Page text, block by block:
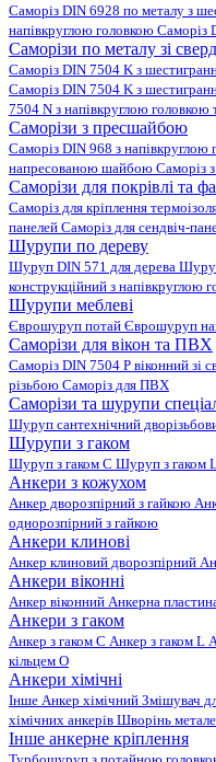
Саморіз DIN 6928 по металу з
напівкруглою головкою Саморіз
Саморізи по металу зі
Саморіз DIN 7504 K з
Саморіз DIN 7504 K з
7504 N з напівкруглою головкою
Саморізи з пресшайбою
Саморіз DIN 968 з
напресованою шайбою Саморіз
Саморізи для покрівлі та
Саморіз для кріплення
панелей Саморіз для сендвіч-
Шурупи по дереву
Шуруп DIN 571 для дерева
конструкційний з напівкруглою
Шурупи меблеві
Єврошуруп потай Єврошуруп
Саморізи для вікон та ПВХ
Саморіз DIN 7504 P віконний зі
різьбою Саморіз для ПВХ
Саморізи та шурупи
Шуруп сантехнічний
Шурупи з гаком
Шуруп з гаком C Шуруп з гаком
Анкери з кожухом
Анкер дворозпірний з гайкою
однорозпірний з гайкою
Анкери клинові
Анкер клиновий дворозпірний
Анкери віконні
Анкер віконний Анкерна
Анкери з гаком
Анкер з гаком C Анкер з гаком L
кільцем O
Анкери хімічні
Інше Анкер хімічний Змішувач
хімічних анкерів Шворінь
Інше анкерне кріплення